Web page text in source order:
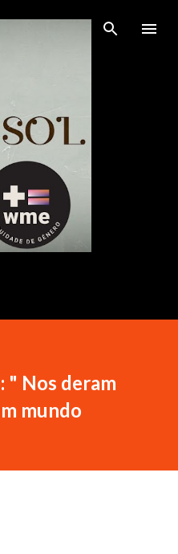
principal
" Nos deram
mundo